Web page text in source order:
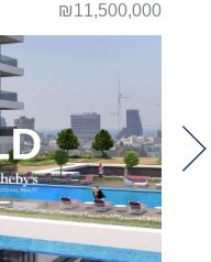
₪11,500,000